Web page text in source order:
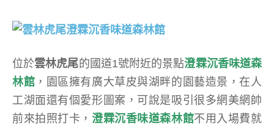
位於雲林虎尾的國道1號附近的景點澄霖沉香味道森
林館 ，園區擁有廣大草皮與湖畔的園藝造景，在人
工湖面還有個愛形圖案，可說是吸引很多網美網帥
前來拍照打卡， 澄霖沉香味道森林館不用入場費就